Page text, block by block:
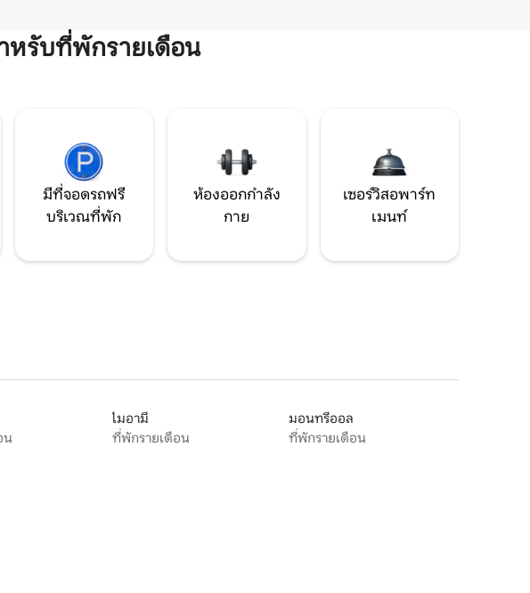
หรับที่พักรายเดือน
มีที่จอดรถฟรี
บริเวณที่พัก
ห้องออกกำลัง
กาย
เซอร์วิสอพาร์ท
เมนท์
น
ไมอามี
ที่พักรายเดือน
มอนทรีออล
ที่พักรายเดือน